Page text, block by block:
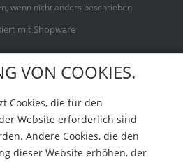
wenn nicht anders beschrieben
mit Shopware
VON COOKIES.
Cookies, die für den
Website erforderlich sind
Andere Cookies, die den
dieser Website erhöhen, der